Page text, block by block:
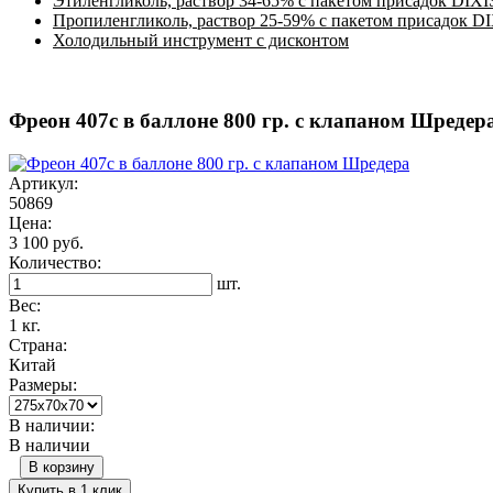
Пропиленгликоль, раствор 25-59% с пакетом присадок
Холодильный инструмент с дисконтом
Фреон 407c в баллоне 800 гр. с клапаном
Артикул:
50869
Цена:
3 100 руб.
Количество:
шт.
Вес:
1 кг.
Страна:
Китай
Размеры:
В наличии:
В наличии
В корзину